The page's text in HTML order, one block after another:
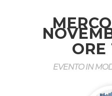
ORE
EVENTO IN